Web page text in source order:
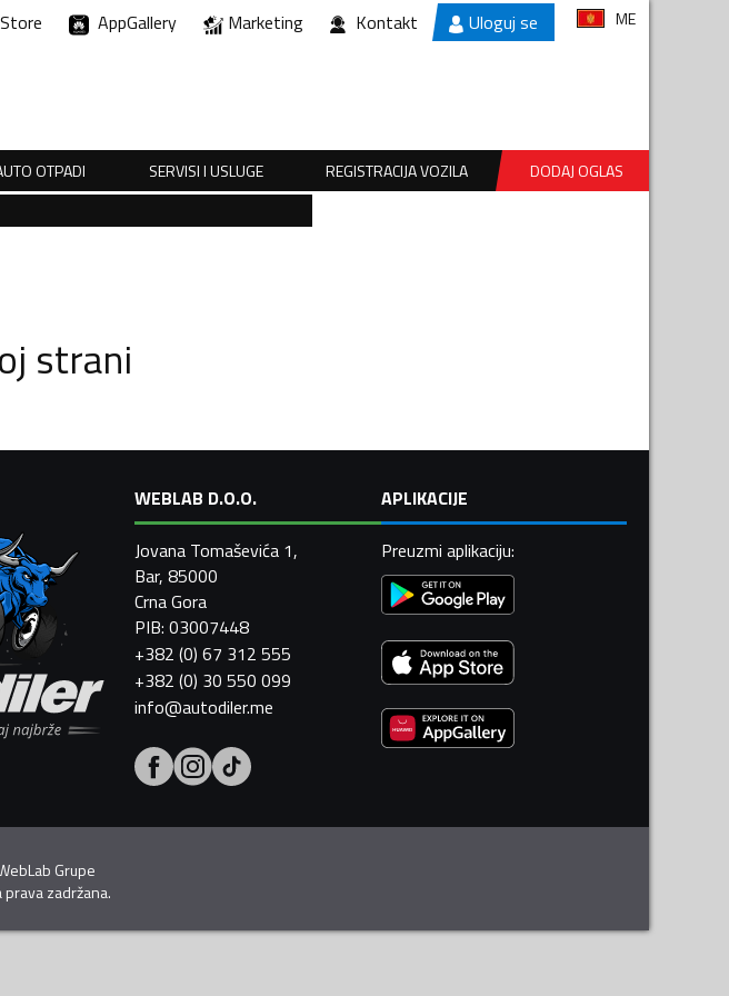
AppGallery Marketing Kontakt Uloguj se ME
OTPADI SERVISI I USLUGE REGISTRACIJA VOZILA
DODAJ OGLAS
strani
WEBLAB D.O.O.
Jovana Tomaševića 1,
Bar, 85000
Crna Gora
PIB: 03007448
+382 (0) 67 312 555
+382 (0) 30 550 099
info@autodiler.me
APLIKACIJE
Preuzmi aplikaciju:
Grupe
prava zadržana.